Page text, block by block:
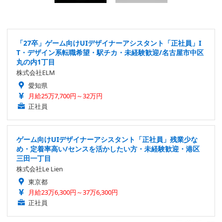
「27卒」ゲーム向けUIデザイナーアシスタント「正社員」I
T・デザイン系転職希望・駅チカ・未経験歓迎/名古屋市中区
丸の内1丁目
株式会社ELM
愛知県
月給25万7,700円～32万円
正社員
ゲーム向けUIデザイナーアシスタント「正社員」残業少な
め・定着率高い/センスを活かしたい方・未経験歓迎・港区
三田一丁目
株式会社Le Lien
東京都
月給23万6,300円～37万6,300円
正社員